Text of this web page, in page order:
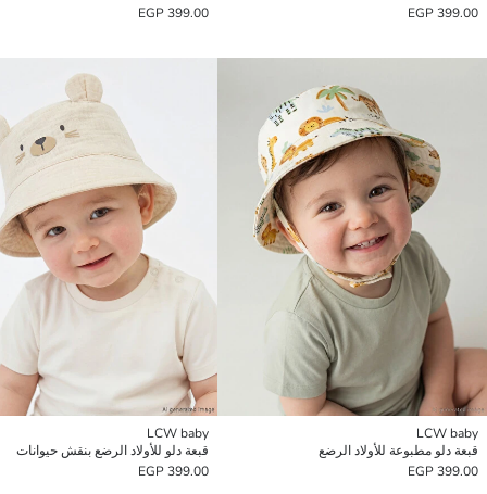
399.00 EGP
399.00 EGP
LCW baby
قبعة دلو مطبوعة للأولاد الرضع
399.00 EGP
LCW baby
قبعة دلو للأولاد الرضع بنقش حيوانات
399.00 EGP